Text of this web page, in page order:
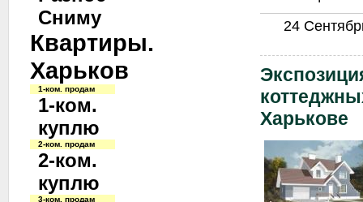
Сниму
Квартиры.
Харьков
1-ком. продам
1-ком.
куплю
2-ком. продам
2-ком.
куплю
3-ком. продам
24
Харькове